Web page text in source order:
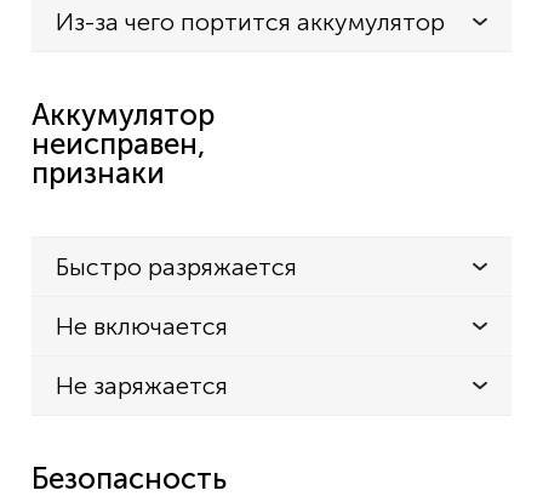
Из-за чего портится аккумулятор
Аккумулятор
неисправен,
признаки
Быстро разряжается
Не включается
Не заряжается
Безопасность